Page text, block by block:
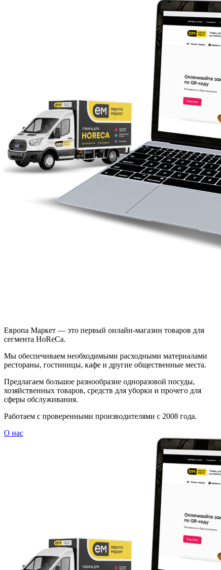
Европа Маркет — это первый онлайн-магазин товаров для
сегмента HoReCa.
Мы обеспечиваем необходимыми расходными материалами
рестораны, гостиницы, кафе и другие общественные места.
Предлагаем большое разнообразие одноразовой посуды,
хозяйственных товаров, средств для уборки и прочего для
сферы обслуживания.
Работаем с проверенными производителями с 2008 года.
О нас